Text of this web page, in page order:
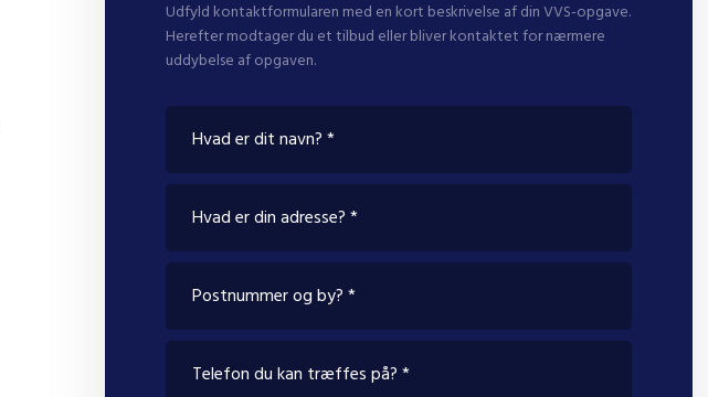
Udfyld kontaktformularen med en kort beskrivelse af din VVS-opgave.
Herefter modtager du et tilbud eller bliver kontaktet for nærmere
uddybelse af opgaven.